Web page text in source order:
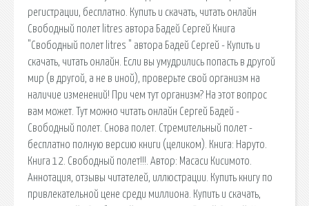
регистрации, бесплатно. Купить и скачать, читать онлайн
Свободный полет litres автора Бадей Сергей Книга
"Свободный полет litres " автора Бадей Сергей - Купить и
скачать, читать онлайн. Если вы умудрились попасть в другой
мир (в другой, а не в иной), проверьте свой организм на
наличие изменений! При чем тут организм? На этот вопрос
вам может. Тут можно читать онлайн Сергей Бадей -
Свободный полет. Снова полет. Стремительный полет -
бесплатно полную версию книги (целиком). Книга: Наруто.
Книга 12. Свободный полет!!!. Автор: Масаси Кисимото.
Аннотация, отзывы читателей, иллюстрации. Купить книгу по
привлекательной цене среди миллиона. Купить и скачать,